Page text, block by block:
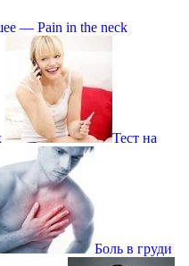
— Pain in the neck
Тест на
Боль в груди